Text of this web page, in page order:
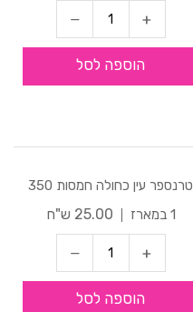
הוספה לסל
טרנספר עין כחולה חמסות 350
1 במארז
25.00 ש"ח
הוספה לסל